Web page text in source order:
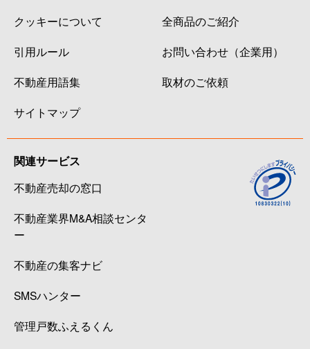
クッキーについて
引用ルール
不動産用語集
サイトマップ
全商品のご紹介
お問い合わせ（企業用）
取材のご依頼
関連サービス
不動産売却の窓口
不動産業界M&A相談センタ
ー
不動産の集客ナビ
SMSハンター
管理戸数ふえるくん